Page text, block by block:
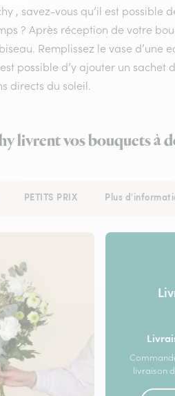
, savez-vous qu’il est
? Après réception de votre
Remplissez le vase
possible d’y ajouter un
directs du soleil.
livrent vos bouquets à
PETITS PRIX Plus
livraison